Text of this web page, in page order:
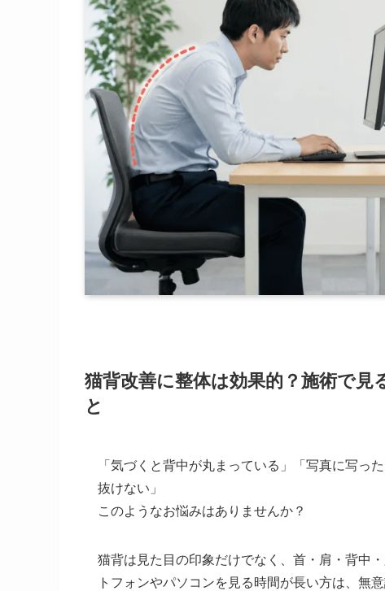
猫背改善に整体は効果的？施術で
と
「気づくと背中が丸まっている」「写真に写っ
抜けない」
このようなお悩みはありませんか？
猫背は見た目の印象だけでなく、首・肩・背中
トフォンやパソコンを見る時間が長い方は、無